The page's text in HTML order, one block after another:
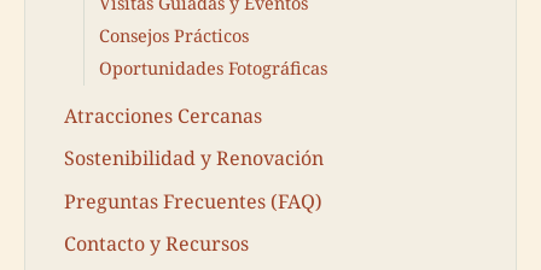
Consejos Prácticos
Oportunidades Fotográficas
Atracciones Cercanas
Sostenibilidad y Renovación
Preguntas Frecuentes (FAQ)
Contacto y Recursos